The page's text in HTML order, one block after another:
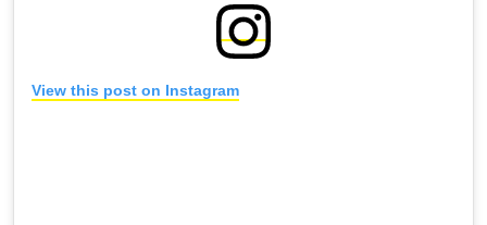
View this post on Instagram